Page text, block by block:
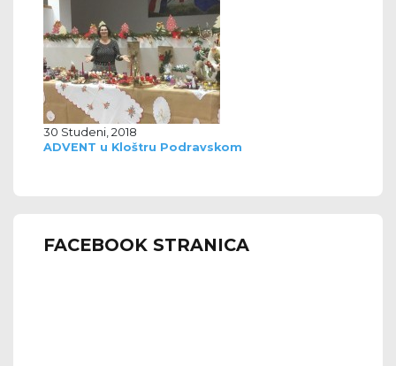
30 Studeni, 2018
ADVENT u Kloštru Podravskom
FACEBOOK STRANICA